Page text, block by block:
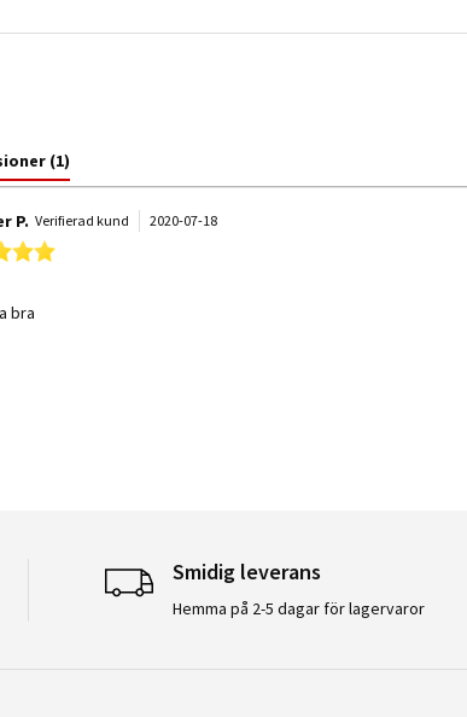
(1)
P. Verifierad kund
5.0 star rating
2020-07-18
Christer P. on 18 Jul 2020
Nätet
bra
Smidig leverans
Hemma på 2-5 dagar för lagervaror